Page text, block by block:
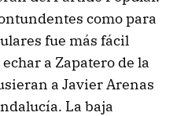
como para
fue más fácil
a Zapatero de la
a Javier Arenas
La baja